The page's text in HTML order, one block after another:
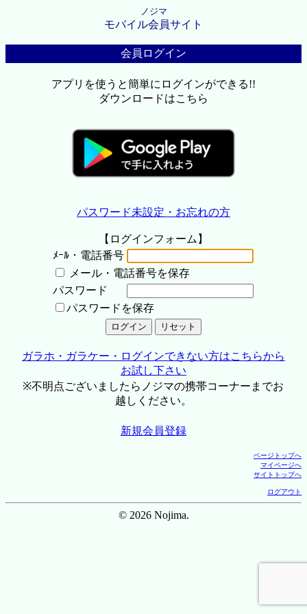
ノジマ
モバイル会員サイト
会員ログイン
アプリを使うと簡単にログインができる!!
ダウンロードはこちら
パスワード未設定・お忘れの方
【ログインフォーム】
ﾒｰﾙ・電話番号
メール・電話番号を保存
パスワード
パスワードを保存
ガラホ・ガラケー・ログインできない方はこちらから
お試し下さい
※不明点ございましたらノジマの携帯コーナーまでお
越しください。
新規会員登録
ページトップへ
マイページへ
サイトトップへ
ログアウト
© 2026 Nojima.